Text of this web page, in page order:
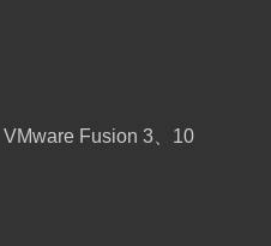
Fusion 3、10